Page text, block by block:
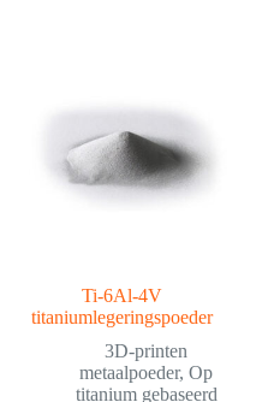
Ti-6Al-4V
titaniumlegeringspoeder
3D-printen
metaalpoeder,Op
titanium gebaseerd